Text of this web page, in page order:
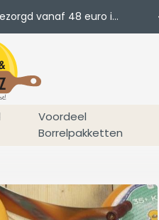
Voordeel
Borrelpakketten
vanaf 48 euro in NL